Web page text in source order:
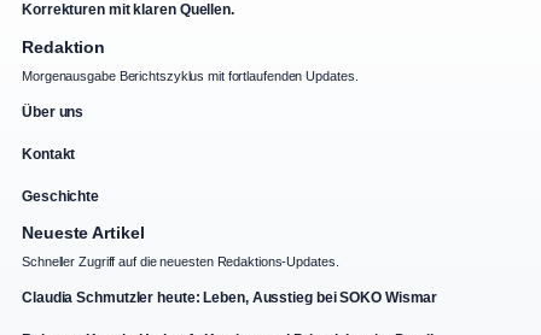
Korrekturen mit klaren Quellen.
Redaktion
Morgenausgabe Berichtszyklus mit fortlaufenden Updates.
Über uns
Kontakt
Geschichte
Neueste Artikel
Schneller Zugriff auf die neuesten Redaktions-Updates.
Claudia Schmutzler heute: Leben, Ausstieg bei SOKO Wismar